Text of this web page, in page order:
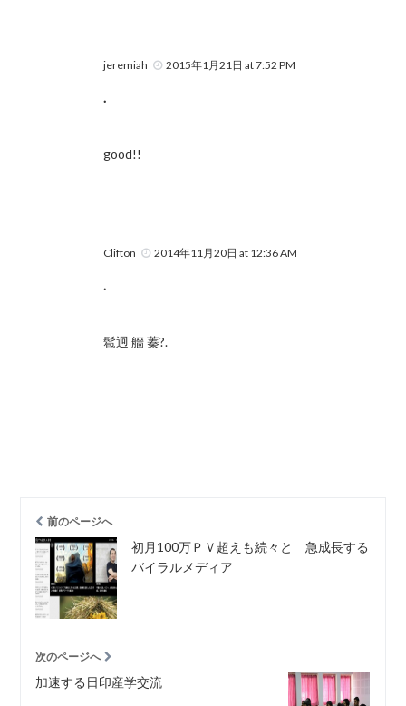
jeremiah 2015年1月21日 at 7:52 PM
.
good!!
Clifton 2014年11月20日 at 12:36 AM
.
髱迥 艢 蓁?.
前のページへ
初月100万ＰＶ超えも続々と 急成長する
バイラルメディア
次のページへ
加速する日印産学交流